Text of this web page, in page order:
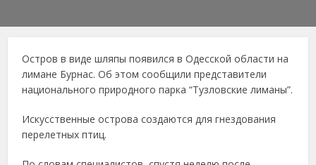
Остров в виде шляпы появился в Одесской области на
лимане Бурнас. Об этом сообщили представители
национального природного парка “Тузловские лиманы”.
Искусственные острова создаются для гнездования
перелетных птиц.